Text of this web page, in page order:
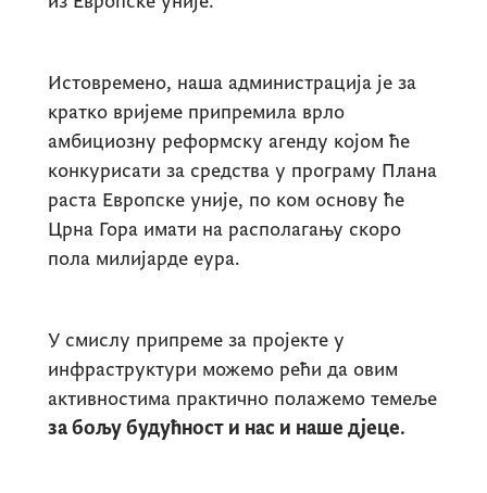
Истовремено, наша администрација је за
кратко вријеме припремила врло
амбициозну реформску агенду којом ће
конкурисати за средства у програму Плана
раста Европске уније, по ком основу ће
Црна Гора имати на располагању скоро
пола милијарде еура.
У смислу припреме за пројекте у
инфраструктури можемо рећи да овим
активностима практично полажемо темеље
за бољу будућност и нас и наше дјеце.